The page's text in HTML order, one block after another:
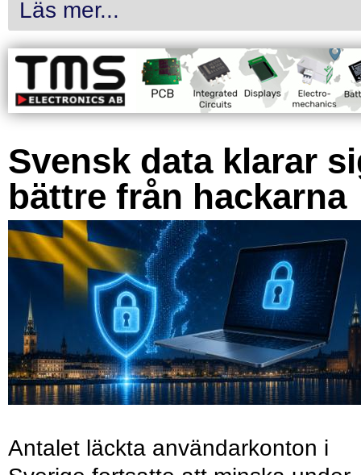
Läs mer...
Svensk data klarar
bättre från hackarna
Antalet läckta användarkonton i